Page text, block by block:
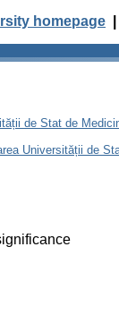
homepage
de Stat de
Universității de